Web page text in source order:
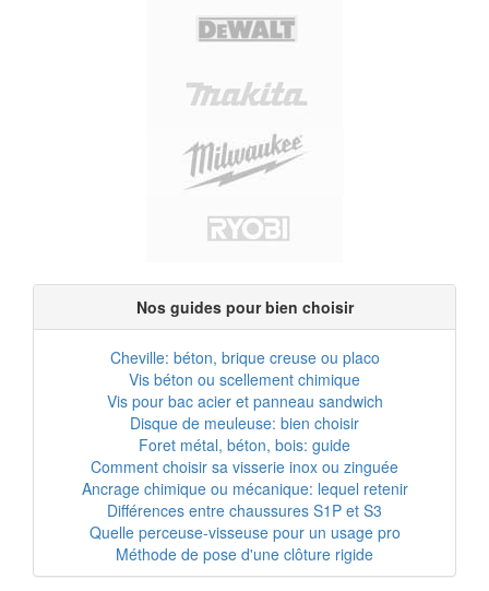
Nos guides pour bien choisir
Cheville: béton, brique creuse ou placo
Vis béton ou scellement chimique
Vis pour bac acier et panneau sandwich
Disque de meuleuse: bien choisir
Foret métal, béton, bois: guide
Comment choisir sa visserie inox ou zinguée
Ancrage chimique ou mécanique: lequel retenir
Différences entre chaussures S1P et S3
Quelle perceuse-visseuse pour un usage pro
Méthode de pose d'une clôture rigide